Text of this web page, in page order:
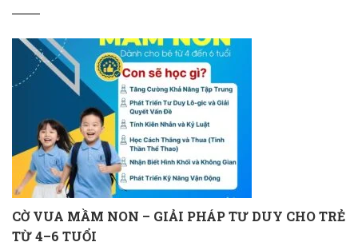
CỜ VUA MẦM NON – GIẢI PHÁP TƯ DUY CHO TRẺ
TỪ 4–6 TUỔI